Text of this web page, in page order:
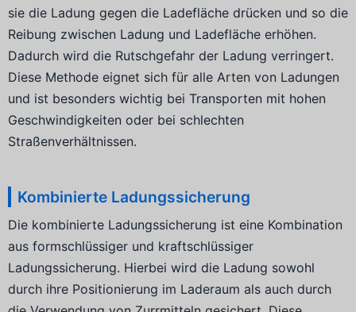
sie die Ladung gegen die Ladefläche drücken und so die
Reibung zwischen Ladung und Ladefläche erhöhen.
Dadurch wird die Rutschgefahr der Ladung verringert.
Diese Methode eignet sich für alle Arten von Ladungen
und ist besonders wichtig bei Transporten mit hohen
Geschwindigkeiten oder bei schlechten
Straßenverhältnissen.
Kombinierte Ladungssicherung
Die kombinierte Ladungssicherung ist eine Kombination
aus formschlüssiger und kraftschlüssiger
Ladungssicherung. Hierbei wird die Ladung sowohl
durch ihre Positionierung im Laderaum als auch durch